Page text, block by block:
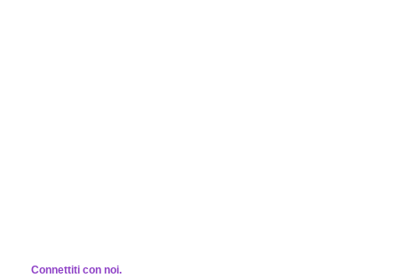
Connettiti con noi.